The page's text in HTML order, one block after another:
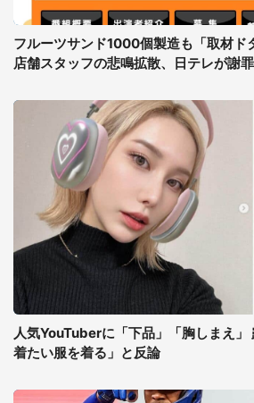
フルーツサンド1000個製造も「取材ド
店舗スタッフの悲鳴拡散、日テレが謝罪
人気YouTuberに「下品」「胸しまえ」
着たい服を着る」と反論